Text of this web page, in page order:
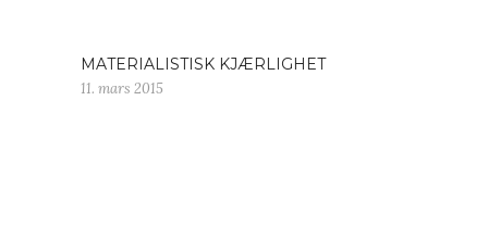
MATERIALISTISK KJÆRLIGHET
11. mars 2015